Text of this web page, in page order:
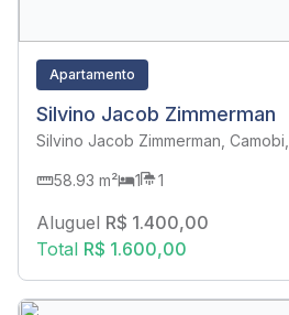
Apartamento
Silvino Jacob Zimmerman
Silvino Jacob Zimmerman,
58.93 m² 1 1
Aluguel R$ 1.400,00
Total R$ 1.600,00